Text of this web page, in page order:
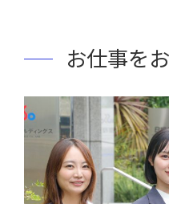
お仕事を